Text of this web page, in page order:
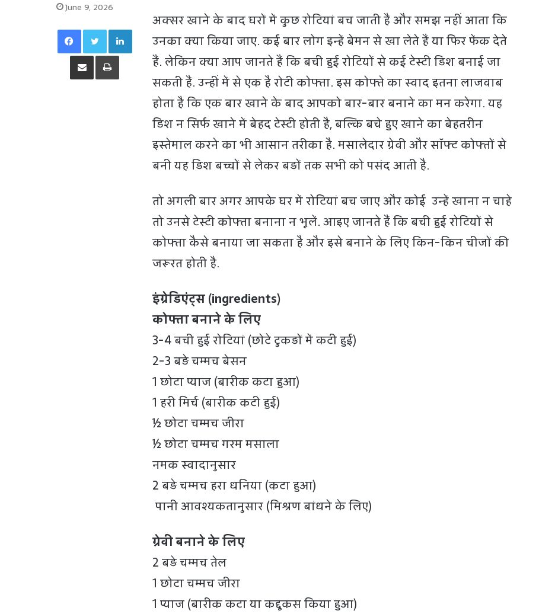
अक्सर खाने के बाद घरों में कुछ रोटियां बच जाती हैं और समझ नहीं आता कि
उनका क्या किया जाए. कई बार लोग इन्हें बेमन से खा लेते हैं या फिर फेंक देते
हैं. लेकिन क्या आप जानते हैं कि बची हुई रोटियों से कई टेस्टी डिश बनाई जा
सकती हैं. उन्हीं में से एक है रोटी कोफ्ता. इस कोफ्ते का स्वाद इतना लाजवाब
होता है कि एक बार खाने के बाद आपको बार-बार बनाने का मन करेगा. यह
डिश न सिर्फ खाने में बेहद टेस्टी होती है, बल्कि बचे हुए खाने का बेहतरीन
इस्तेमाल करने का भी आसान तरीका है. मसालेदार ग्रेवी और सॉफ्ट कोफ्तों से
बनी यह डिश बच्चों से लेकर बड़ों तक सभी को पसंद आती है.
तो अगली बार अगर आपके घर में रोटियां बच जाए और कोई उन्हें खाना न चाहे
तो उनसे टेस्टी कोफ्ता बनाना न भूलें. आइए जानते हैं कि बची हुई रोटियों से
कोफ्ता कैसे बनाया जा सकता है और इसे बनाने के लिए किन-किन चीजों की
जरूरत होती है.
इंग्रेडिएंट्स (ingredients)
कोफ्ता बनाने के लिए
3-4 बची हुई रोटियां (छोटे टुकड़ों में कटी हुई)
2-3 बड़े चम्मच बेसन
1 छोटा प्याज (बारीक कटा हुआ)
1 हरी मिर्च (बारीक कटी हुई)
½ छोटा चम्मच जीरा
½ छोटा चम्मच गरम मसाला
नमक स्वादानुसार
2 बड़े चम्मच हरा धनिया (कटा हुआ)
पानी आवश्यकतानुसार (मिश्रण बांधने के लिए)
ग्रेवी बनाने के लिए
2 बड़े चम्मच तेल
1 छोटा चम्मच जीरा
1 प्याज (बारीक कटा या कद्दूकस किया हुआ)
June 9, 2026
Facebook Twitter LinkedIn
Share via Email Print